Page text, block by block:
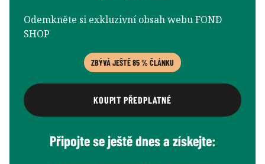
Odemkněte si exkluzivní obsah webu FOND
SHOP
ZBÝVÁ JEŠTĚ 85 % ČLÁNKU
KOUPIT PŘEDPLATNÉ
Připojte se ještě dnes a získejte: